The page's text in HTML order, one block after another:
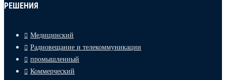
РЕШЕНИЯ
Медицинский
Радиовещание и телекоммуникации
промышленный
Коммерческий